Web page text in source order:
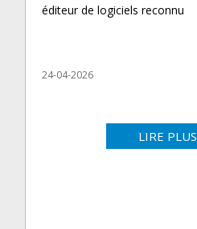
éditeur de logiciels reconnu
24-04-2026
LIRE PLUS